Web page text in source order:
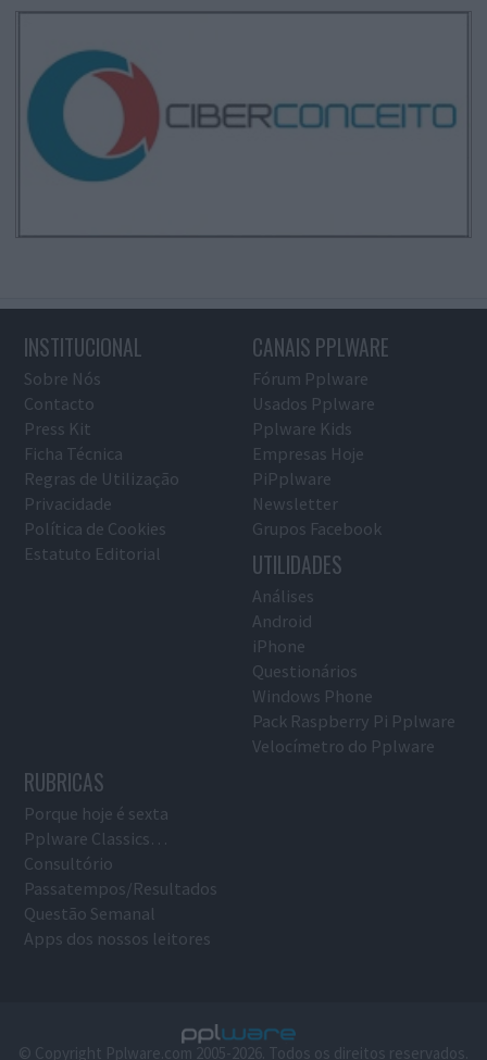
INSTITUCIONAL
Sobre Nós
Contacto
Press Kit
Ficha Técnica
Regras de Utilização
Privacidade
Política de Cookies
Estatuto Editorial
CANAIS PPLWARE
Fórum Pplware
Usados Pplware
Pplware Kids
Empresas Hoje
PiPplware
Newsletter
Grupos Facebook
UTILIDADES
Análises
Android
iPhone
Questionários
Windows Phone
Pack Raspberry Pi Pplware
Velocímetro do Pplware
RUBRICAS
Porque hoje é sexta
Pplware Classics…
Consultório
Passatempos/Resultados
Questão Semanal
Apps dos nossos leitores
© Copyright Pplware.com 2005-2026. Todos os direitos reservados.